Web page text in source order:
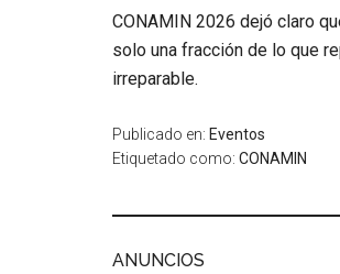
CONAMIN 2026 dejó claro
solo una fracción de lo que
irreparable.
Publicado en: Eventos
Etiquetado como: CONAMIN
ANUNCIOS